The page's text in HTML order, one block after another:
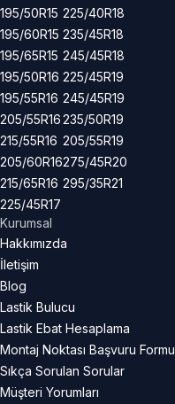
195/50R15
195/60R15
195/65R15
195/50R16
195/55R16
205/55R16
215/55R16
205/60R16
215/65R16
225/45R17
225/40R18
235/45R18
245/45R18
225/45R19
245/45R19
235/50R19
205/55R19
275/45R20
295/35R21
Kurumsal
Hakkımızda
İletişim
Blog
Lastik Bulucu
Lastik Ebat Hesaplama
Montaj Noktası Başvuru Formu
Sıkça Sorulan Sorular
Müşteri Yorumları